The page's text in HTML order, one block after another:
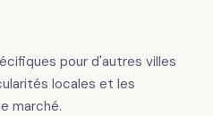
pour d'autres villes
locales et les
marché.